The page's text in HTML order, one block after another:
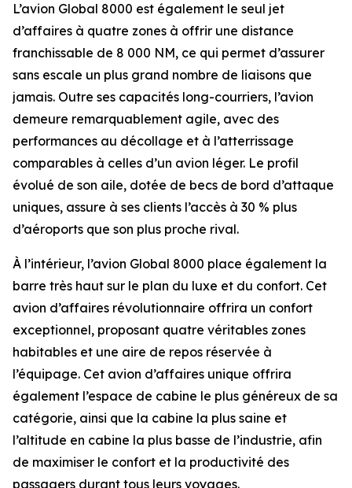
L’avion Global 8000 est également le seul jet
d’affaires à quatre zones à offrir une distance
franchissable de 8 000 NM, ce qui permet d’assurer
sans escale un plus grand nombre de liaisons que
jamais. Outre ses capacités long-courriers, l’avion
demeure remarquablement agile, avec des
performances au décollage et à l’atterrissage
comparables à celles d’un avion léger. Le profil
évolué de son aile, dotée de becs de bord d’attaque
uniques, assure à ses clients l’accès à 30 % plus
d’aéroports que son plus proche rival.
À l’intérieur, l’avion Global 8000 place également la
barre très haut sur le plan du luxe et du confort. Cet
avion d’affaires révolutionnaire offrira un confort
exceptionnel, proposant quatre véritables zones
habitables et une aire de repos réservée à
l’équipage. Cet avion d’affaires unique offrira
également l’espace de cabine le plus généreux de sa
catégorie, ainsi que la cabine la plus saine et
l’altitude en cabine la plus basse de l’industrie, afin
de maximiser le confort et la productivité des
passagers durant tous leurs voyages.